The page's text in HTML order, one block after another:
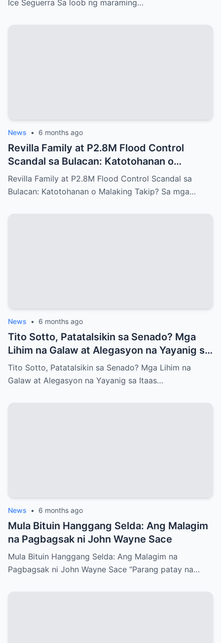
Ice Seguerra Sa loob ng maraming…
News • 6 months ago
Revilla Family at P2.8M Flood Control
Scandal sa Bulacan: Katotohanan o
Malaking Takip?
Revilla Family at P2.8M Flood Control Scandal sa
Bulacan: Katotohanan o Malaking Takip? Sa mga…
News • 6 months ago
Tito Sotto, Patatalsikin sa Senado? Mga
Lihim na Galaw at Alegasyon na Yayanig sa
Itaas na Kapulungan
Tito Sotto, Patatalsikin sa Senado? Mga Lihim na
Galaw at Alegasyon na Yayanig sa Itaas…
News • 6 months ago
Mula Bituin Hanggang Selda: Ang Malagim
na Pagbagsak ni John Wayne Sace
Mula Bituin Hanggang Selda: Ang Malagim na
Pagbagsak ni John Wayne Sace “Parang patay na…